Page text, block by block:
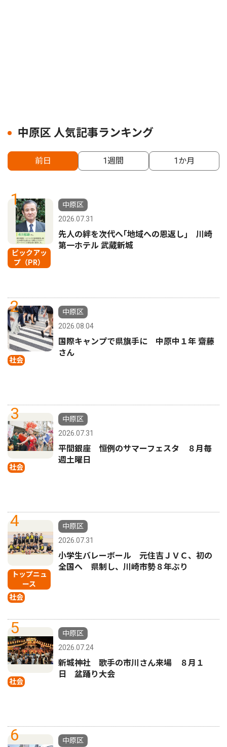
中原区 人気記事ランキング
前日 1週間 1か月
1
ピックアッ
プ（PR）
中原区
2026.07.31
先人の絆を次代へ｢地域への恩返し｣ 川崎
第一ホテル 武蔵新城
2
社会
中原区
2026.08.04
国際キャンプで県旗手に 中原中１年 齋藤
さん
3
社会
中原区
2026.07.31
平間銀座 恒例のサマーフェスタ ８月毎
週土曜日
4
トップニュ
ース
社会
中原区
2026.07.31
小学生バレーボール 元住吉ＪＶＣ、初の
全国へ 県制し、川崎市勢８年ぶり
5
社会
中原区
2026.07.24
新城神社 歌手の市川さん来場 ８月１
日 盆踊り大会
6
中原区